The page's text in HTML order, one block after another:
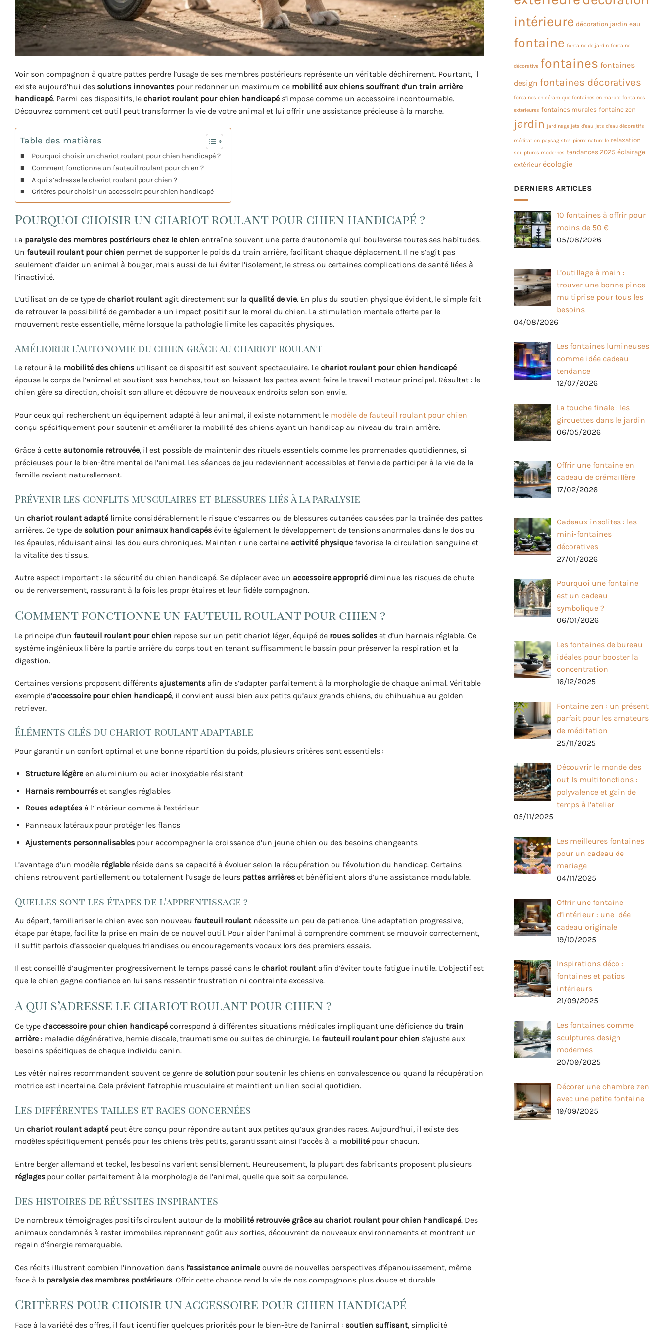
Voir son compagnon à quatre pattes perdre l’usage de ses membres postérieurs représente un véritable déchirement. Pourtant, il
existe aujourd’hui des solutions innovantes pour redonner un maximum de mobilité aux chiens souffrant d’un train arrière
handicapé. Parmi ces dispositifs, le chariot roulant pour chien handicapé s’impose comme un accessoire incontournable.
Découvrez comment cet outil peut transformer la vie de votre animal et lui offrir une assistance précieuse à la marche.
Table des matières
Pourquoi choisir un chariot roulant pour chien handicapé ?
Comment fonctionne un fauteuil roulant pour chien ?
A qui s’adresse le chariot roulant pour chien ?
Critères pour choisir un accessoire pour chien handicapé
Pourquoi choisir un chariot roulant pour chien handicapé ?
La paralysie des membres postérieurs chez le chien entraîne souvent une perte d’autonomie qui bouleverse toutes ses habitudes.
Un fauteuil roulant pour chien permet de supporter le poids du train arrière, facilitant chaque déplacement. Il ne s’agit pas
seulement d’aider un animal à bouger, mais aussi de lui éviter l’isolement, le stress ou certaines complications de santé liées à
l’inactivité.
L’utilisation de ce type de chariot roulantagit directement sur la qualité de vie. En plus du soutien physique évident, le simple fait
de retrouver la possibilité de gambader a un impact positif sur le moral du chien. La stimulation mentale offerte par le
mouvement reste essentielle, même lorsque la pathologie limite les capacités physiques.
Améliorer l’autonomie du chien grâce au chariot roulant
Le retour à la mobilité des chiens utilisant ce dispositif est souvent spectaculaire. Le chariot roulant pour chien handicapé
épouse le corps de l’animal et soutient ses hanches, tout en laissant les pattes avant faire le travail moteur principal. Résultat : le
chien gère sa direction, choisit son allure et découvre de nouveaux endroits selon son envie.
Pour ceux qui recherchent un équipement adapté à leur animal, il existe notamment le modèle de fauteuil roulant pour chien
conçu spécifiquement pour soutenir et améliorer la mobilité des chiens ayant un handicap au niveau du train arrière.
Grâce à cette autonomie retrouvée, il est possible de maintenir des rituels essentiels comme les promenades quotidiennes, si
précieuses pour le bien-être mental de l’animal. Les séances de jeu redeviennent accessibles et l’envie de participer à la vie de la
famille revient naturellement.
Prévenir les conflits musculaires et blessures liés à la paralysie
Un chariot roulant adapté limite considérablement le risque d’escarres ou de blessures cutanées causées par la traînée des pattes
arrières. Ce type de solution pour animaux handicapés évite également le développement de tensions anormales dans le dos ou
les épaules, réduisant ainsi les douleurs chroniques. Maintenir une certaine activité physique favorise la circulation sanguine et
la vitalité des tissus.
Autre aspect important : la sécurité du chien handicapé. Se déplacer avec un accessoire approprié diminue les risques de chute
ou de renversement, rassurant à la fois les propriétaires et leur fidèle compagnon.
Comment fonctionne un fauteuil roulant pour chien ?
Le principe d’un fauteuil roulant pour chien repose sur un petit chariot léger, équipé de roues solides et d’un harnais réglable. Ce
système ingénieux libère la partie arrière du corps tout en tenant suffisamment le bassin pour préserver la respiration et la
digestion.
Certaines versions proposent différents ajustements afin de s’adapter parfaitement à la morphologie de chaque animal. Véritable
exemple d’accessoire pour chien handicapé, il convient aussi bien aux petits qu’aux grands chiens, du chihuahua au golden
retriever.
Éléments clés du chariot roulant adaptable
Pour garantir un confort optimal et une bonne répartition du poids, plusieurs critères sont essentiels :
Structure légèreen aluminium ou acier inoxydable résistant
Harnais rembourréset sangles réglables
Roues adaptéesà l’intérieur comme à l’extérieur
Panneaux latéraux pour protéger les flancs
Ajustements personnalisablespour accompagner la croissance d’un jeune chien ou des besoins changeants
L’avantage d’un modèle réglable réside dans sa capacité à évoluer selon la récupération ou l’évolution du handicap. Certains
chiens retrouvent partiellement ou totalement l’usage de leurs pattes arrières et bénéficient alors d’une assistance modulable.
Quelles sont les étapes de l’apprentissage ?
Au départ, familiariser le chien avec son nouveau fauteuil roulantnécessite un peu de patience. Une adaptation progressive,
étape par étape, facilite la prise en main de ce nouvel outil. Pour aider l’animal à comprendre comment se mouvoir correctement,
il suffit parfois d’associer quelques friandises ou encouragements vocaux lors des premiers essais.
Il est conseillé d’augmenter progressivement le temps passé dans le chariot roulantafin d’éviter toute fatigue inutile. L’objectif est
que le chien gagne confiance en lui sans ressentir frustration ni contrainte excessive.
A qui s’adresse le chariot roulant pour chien ?
Ce type d’accessoire pour chien handicapé correspond à différentes situations médicales impliquant une déficience du train
arrière : maladie dégénérative, hernie discale, traumatisme ou suites de chirurgie. Le fauteuil roulant pour chien s’ajuste aux
besoins spécifiques de chaque individu canin.
Les vétérinaires recommandent souvent ce genre de solution pour soutenir les chiens en convalescence ou quand la récupération
motrice est incertaine. Cela prévient l’atrophie musculaire et maintient un lien social quotidien.
Les différentes tailles et races concernées
Un chariot roulant adapté peut être conçu pour répondre autant aux petites qu’aux grandes races. Aujourd’hui, il existe des
modèles spécifiquement pensés pour les chiens très petits, garantissant ainsi l’accès à la mobilité pour chacun.
Entre berger allemand et teckel, les besoins varient sensiblement. Heureusement, la plupart des fabricants proposent plusieurs
réglages pour coller parfaitement à la morphologie de l’animal, quelle que soit sa corpulence.
Des histoires de réussites inspirantes
De nombreux témoignages positifs circulent autour de la mobilité retrouvée grâce au chariot roulant pour chien handicapé. Des
animaux condamnés à rester immobiles reprennent goût aux sorties, découvrent de nouveaux environnements et montrent un
regain d’énergie remarquable.
Ces récits illustrent combien l’innovation dans l’assistance animale ouvre de nouvelles perspectives d’épanouissement, même
face à la paralysie des membres postérieurs. Offrir cette chance rend la vie de nos compagnons plus douce et durable.
Critères pour choisir un accessoire pour chien handicapé
Face à la variété des offres, il faut identifier quelques priorités pour le bien-être de l’animal : soutien suffisant, simplicité
intérieure décoration jardin eau
fontaine fontaine de jardin fontaine
décorative fontaines fontaines
design fontaines décoratives
fontaines en céramique fontaines en marbre fontaines
extérieures fontaines murales fontaine zen
jardin jardinage jets d'eau jets d’eau décoratifs
méditation paysagistes pierre naturelle relaxation
sculptures modernes tendances 2025 éclairage
extérieur écologie
DERNIERS ARTICLES
10 fontaines à offrir pour
moins de 50 €
05/08/2026
L’outillage à main :
trouver une bonne pince
multiprise pour tous les
besoins
04/08/2026
Les fontaines lumineuses
comme idée cadeau
tendance
12/07/2026
La touche finale : les
girouettes dans le jardin
06/05/2026
Offrir une fontaine en
cadeau de crémaillère
17/02/2026
Cadeaux insolites : les
mini-fontaines
décoratives
27/01/2026
Pourquoi une fontaine
est un cadeau
symbolique ?
06/01/2026
Les fontaines de bureau
idéales pour booster la
concentration
16/12/2025
Fontaine zen : un présent
parfait pour les amateurs
de méditation
25/11/2025
Découvrir le monde des
outils multifonctions :
polyvalence et gain de
temps à l’atelier
05/11/2025
Les meilleures fontaines
pour un cadeau de
mariage
04/11/2025
Offrir une fontaine
d’intérieur : une idée
cadeau originale
19/10/2025
Inspirations déco :
fontaines et patios
intérieurs
21/09/2025
Les fontaines comme
sculptures design
modernes
20/09/2025
Décorer une chambre zen
avec une petite fontaine
19/09/2025